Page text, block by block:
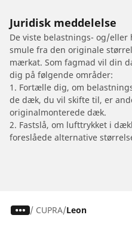
Juridisk meddelelse
De viste belastnings- og/eller
smule fra den originale
mærkat. Som fagmad vil din
dig på følgende områder:
1. Fortælle dig, om
de dæk, du vil skifte til, er
originalmonterede dæk.
2. Fastslå, om lufttrykket i
foreslåede alternative
/ CUPRA Leon